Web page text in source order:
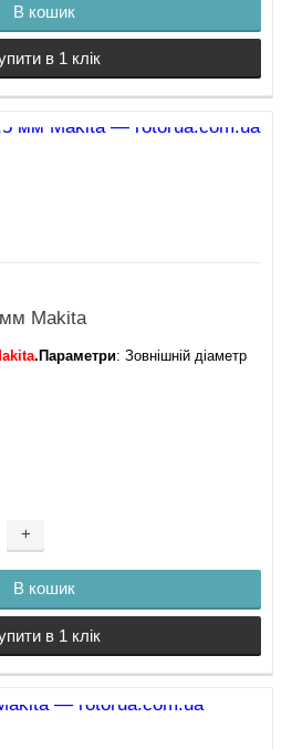
В кошик
в 1 клік
мм Makita
. Параметри: Зовнішній діаметр
+
В кошик
в 1 клік